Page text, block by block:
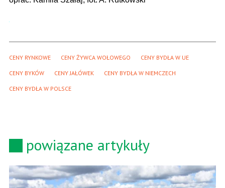
CENY RYNKOWE CENY ŻYWCA WOŁOWEGO CENY BYDŁA W UE
CENY BYKÓW CENY JAŁÓWEK CENY BYDŁA W NIEMCZECH
CENY BYDŁA W POLSCE
powiązane artykuły